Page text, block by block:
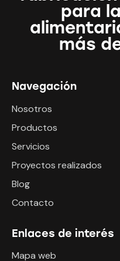
para
más
Navegación
Nosotros
Productos
Servicios
Proyectos realizados
Blog
Contacto
Enlaces de interés
Mapa web